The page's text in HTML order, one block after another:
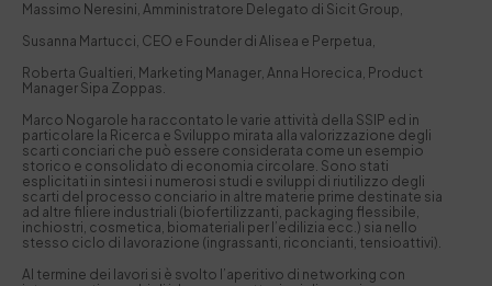
Massimo Neresini, Amministratore Delegato di Sicit Group,
Susanna Martucci, CEO e Founder di Alisea e Perpetua,
Roberta Gualtieri, Marketing Manager, Anna Horecica, Product
Manager Sipa Zoppas.
Marco Nogarole ha raccontato le varie attività della SSIP ed in
particolare la Ricerca e Sviluppo mirata alla valorizzazione degli
scarti conciari che può essere considerata come un esempio
storico e consolidato di economia circolare. Sono stati
esplicitati in sintesi i numerosi studi e sviluppi di riutilizzo degli
scarti del processo conciario in altre materie prime destinate sia
ad altre filiere industriali (biofertilizzanti, packaging flessibile,
inchiostri, cosmetica, biomateriali per l’edilizia ecc.) sia nello
stesso ciclo di lavorazione (ingrassanti, riconcianti, tensioattivi).
Al termine dei lavori si è svolto l’aperitivo di networking con